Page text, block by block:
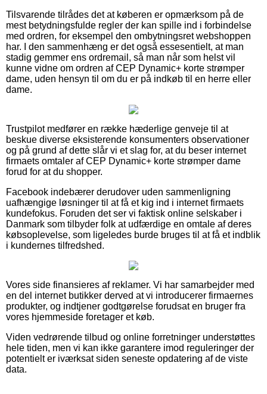
Tilsvarende tilrådes det at køberen er opmærksom på de
mest betydningsfulde regler der kan spille ind i forbindelse
med ordren, for eksempel den ombytningsret webshoppen
har. I den sammenhæng er det også essesentielt, at man
stadig gemmer ens ordremail, så man når som helst vil
kunne vidne om ordren af CEP Dynamic+ korte strømper
dame, uden hensyn til om du er på indkøb til en herre eller
dame.
Trustpilot medfører en række hæderlige genveje til at
beskue diverse eksisterende konsumenters observationer
og på grund af dette slår vi et slag for, at du beser internet
firmaets omtaler af CEP Dynamic+ korte strømper dame
forud for at du shopper.
Facebook indebærer derudover uden sammenligning
uafhængige løsninger til at få et kig ind i internet firmaets
kundefokus. Foruden det ser vi faktisk online selskaber i
Danmark som tilbyder folk at udfærdige en omtale af deres
købsoplevelse, som ligeledes burde bruges til at få et indblik
i kundernes tilfredshed.
Vores side finansieres af reklamer. Vi har samarbejder med
en del internet butikker derved at vi introducerer firmaernes
produkter, og indtjener godtgørelse forudsat en bruger fra
vores hjemmeside foretager et køb.
Viden vedrørende tilbud og online forretninger understøttes
hele tiden, men vi kan ikke garantere imod reguleringer der
potentielt er iværksat siden seneste opdatering af de viste
data.